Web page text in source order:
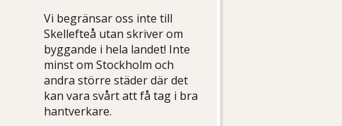
Vi begränsar oss inte till
Skellefteå utan skriver om
byggande i hela landet! Inte
minst om Stockholm och
andra större städer där det
kan vara svårt att få tag i bra
hantverkare.